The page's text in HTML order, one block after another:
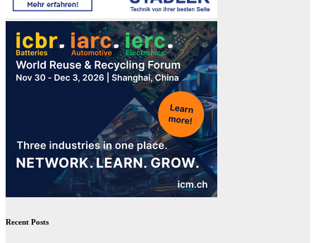
Recent Posts